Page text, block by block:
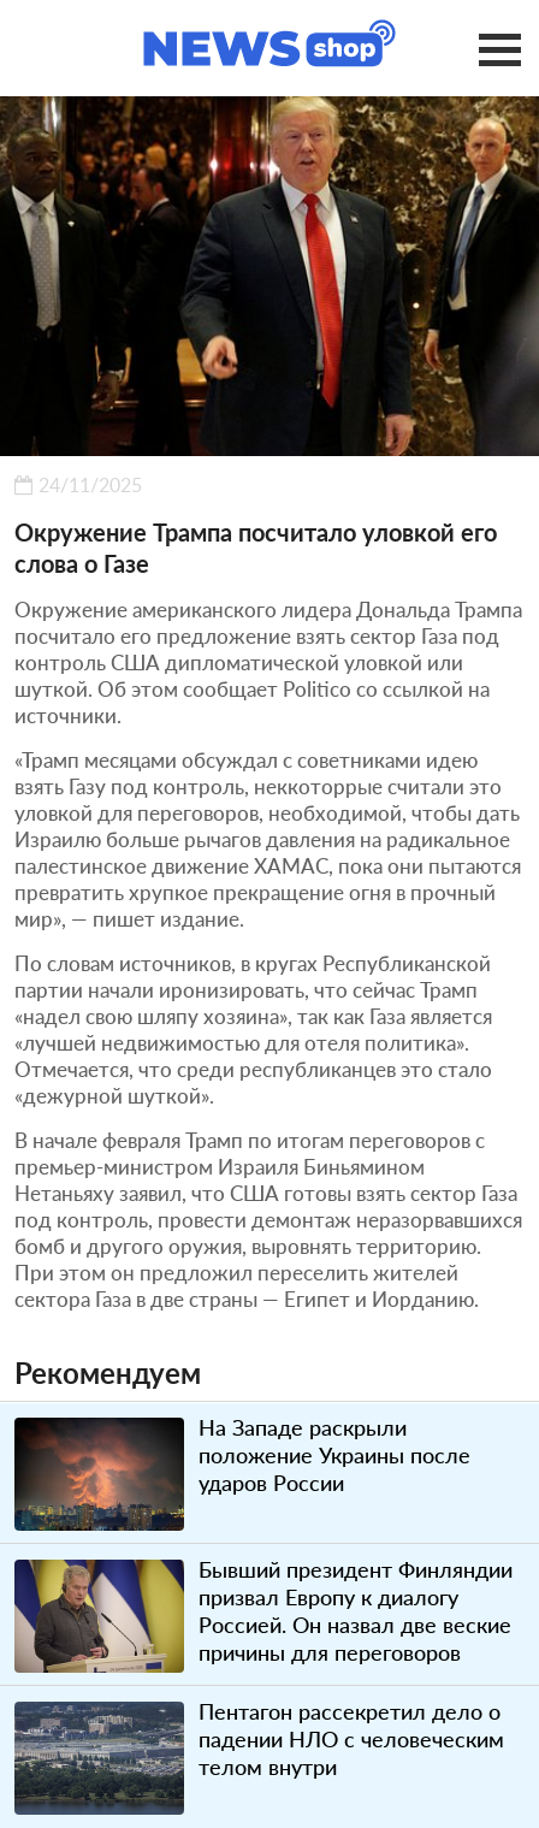
24/11/2025
Окружение Трампа посчитало уловкой его
слова о Газе
Окружение американского лидера Дональда Трампа
посчитало его предложение взять сектор Газа под
контроль США дипломатической уловкой или
шуткой. Об этом сообщает Politico со ссылкой на
источники.
«Трамп месяцами обсуждал с советниками идею
взять Газу под контроль, неккоторрые считали это
уловкой для переговоров, необходимой, чтобы дать
Израилю больше рычагов давления на радикальное
палестинское движение ХАМАС, пока они пытаются
превратить хрупкое прекращение огня в прочный
мир», — пишет издание.
По словам источников, в кругах Республиканской
партии начали иронизировать, что сейчас Трамп
«надел свою шляпу хозяина», так как Газа является
«лучшей недвижимостью для отеля политика».
Отмечается, что среди республиканцев это стало
«дежурной шуткой».
В начале февраля Трамп по итогам переговоров с
премьер-министром Израиля Биньямином
Нетаньяху заявил, что США готовы взять сектор Газа
под контроль, провести демонтаж неразорвавшихся
бомб и другого оружия, выровнять территорию.
При этом он предложил переселить жителей
сектора Газа в две страны — Египет и Иорданию.
Рекомендуем
На Западе раскрыли
положение Украины после
ударов России
Бывший президент Финляндии
призвал Европу к диалогу
Россией. Он назвал две веские
причины для переговоров
Пентагон рассекретил дело о
падении НЛО с человеческим
телом внутри